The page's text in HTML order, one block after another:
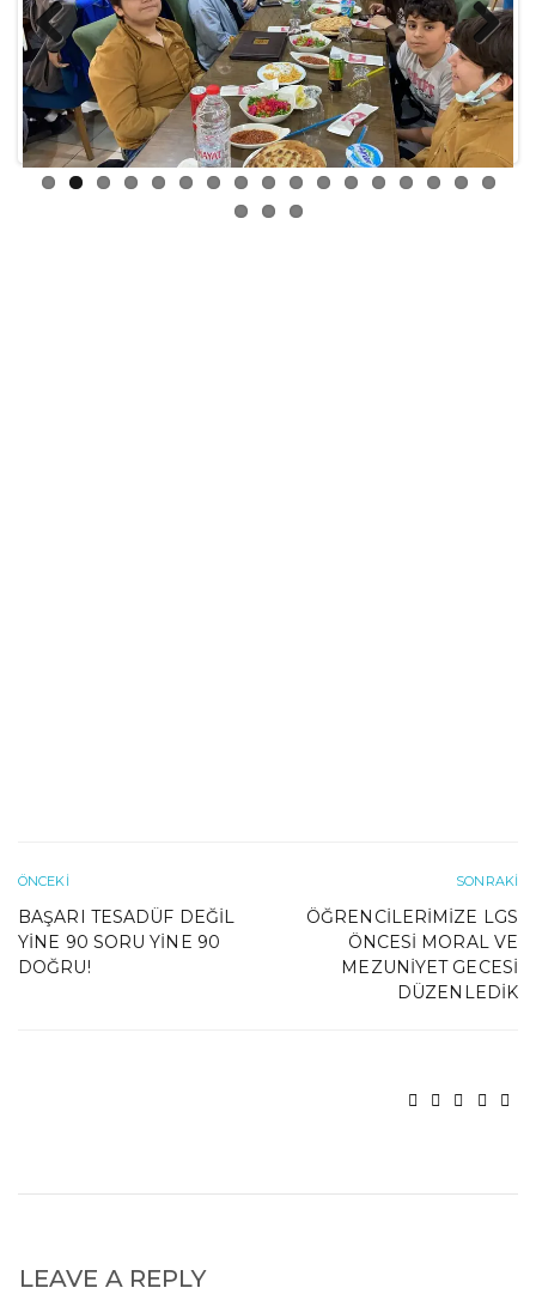
Previ
ous
Next
ÖNCEKI
BAŞARI TESADÜF DEĞIL
YINE 90 SORU YINE 90
DOĞRU!
SONRAKI
ÖĞRENCILERIMIZE LGS
ÖNCESI MORAL VE
MEZUNIYET GECESI
DÜZENLEDIK
LEAVE A REPLY